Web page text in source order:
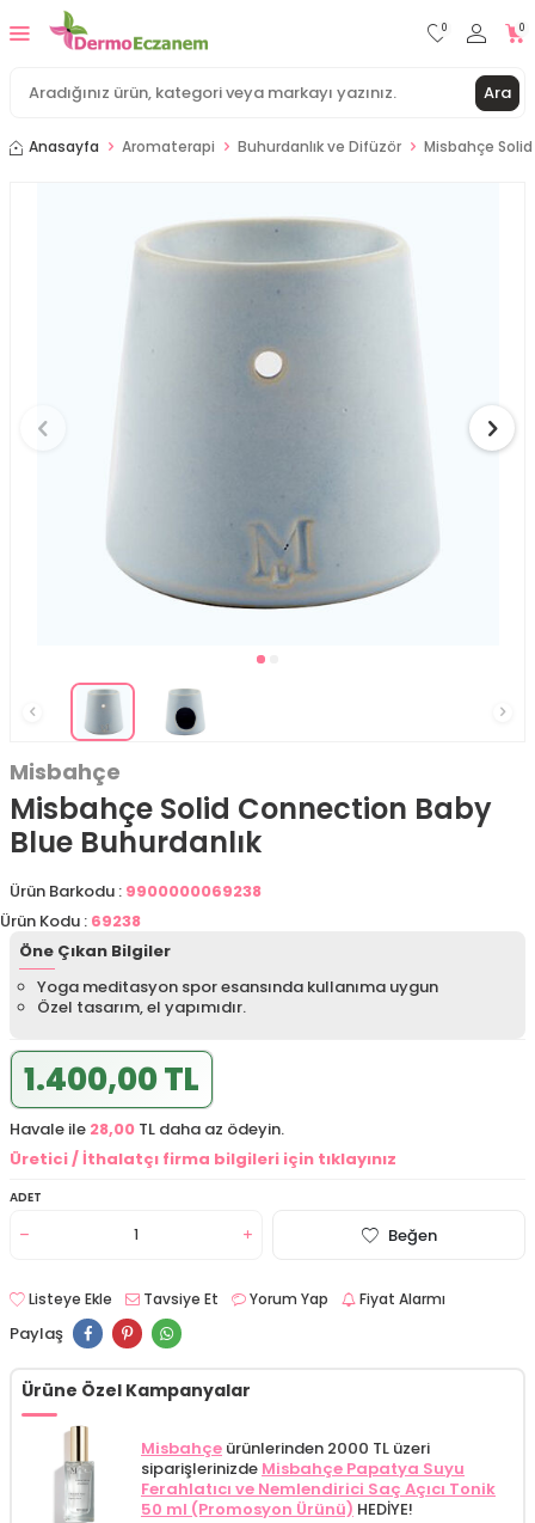
Ara
0 0
Anasayfa Aromaterapi Buhurdanlık ve Difüzör Misbahçe
Misbahçe
Misbahçe Solid Connection Baby
Blue Buhurdanlık
Ürün Barkodu : 9900000069238
Ürün Kodu : 69238
Öne Çıkan Bilgiler
Yoga meditasyon spor esansında kullanıma uygun
Özel tasarım, el yapımıdır.
1.400,00 TL
Havale ile 28,00 TL daha az ödeyin.
Üretici / İthalatçı firma bilgileri için tıklayınız
ADET
Beğen
Listeye Ekle Tavsiye Et Yorum Yap Fiyat Alarmı
Paylaş
Ürüne Özel Kampanyalar
Misbahçe ürünlerinden 2000 TL üzeri
siparişlerinizde Misbahçe Papatya Suyu
Ferahlatıcı ve Nemlendirici Saç Açıcı Tonik
50 ml (Promosyon Ürünü) HEDİYE!